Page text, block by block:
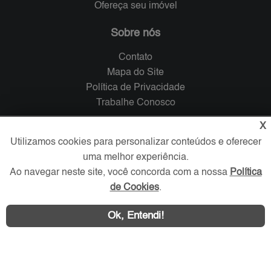
Ofereça seu imóvel
Sobre nós
Contato
Mapa do Site
Política de Privacidade
Trabalhe Conosco
Redes Sociais
X
Utilizamos cookies para personalizar conteúdos e oferecer
uma melhor experiência.
Ao navegar neste site, você concorda com a nossa Política
de Cookies.
Ok, Entendi!